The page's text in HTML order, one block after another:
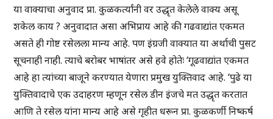
या वाक्याचा अनुवाद प्रा. कुळकर्त्यांनी वर उद्धृत केलेले वाक्य असू
शकेल काय ? अनुवादात असा अभिप्राय आहे की गढवाद्यांत एकमत
असते ही गोष्ट रसेलला मान्य आहे. पण इंग्रजी वाक्यात या अर्थाची पुसट
सूचनाही नाही. त्याचे बरोबर भाषांतर असे हवे होतेः ‘गूढवाद्यांत एकमत
आहे हा त्यांच्या बाजूने करण्यात येणारा प्रमुख युक्तिवाद आहे. ‘पुढे या
युक्तिवादाचे एक उदाहरण म्हणून रसेल डीन इंजचे मत उद्धृत करतात
आणि ते रसेल यांना मान्य आहे असे गृहीत धरून प्रा. कुळकर्णी निष्कर्ष